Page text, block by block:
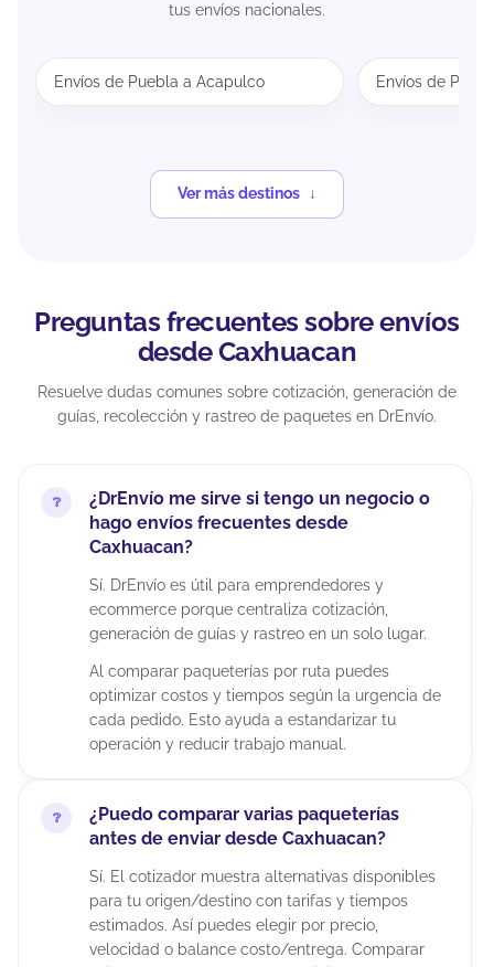
tus envíos nacionales.
Envíos de Puebla a Acapulco Envíos de
Ver más destinos
Preguntas frecuentes sobre envíos
desde Caxhuacan
Resuelve dudas comunes sobre cotización, generación de
guías, recolección y rastreo de paquetes en DrEnvío.
¿DrEnvío me sirve si tengo un negocio o
hago envíos frecuentes desde
Caxhuacan?
Sí. DrEnvío es útil para emprendedores y
ecommerce porque centraliza cotización,
generación de guías y rastreo en un solo lugar.
Al comparar paqueterías por ruta puedes
optimizar costos y tiempos según la urgencia de
cada pedido. Esto ayuda a estandarizar tu
operación y reducir trabajo manual.
¿Puedo comparar varias paqueterías
antes de enviar desde Caxhuacan?
Sí. El cotizador muestra alternativas disponibles
para tu origen/destino con tarifas y tiempos
estimados. Así puedes elegir por precio,
velocidad o balance costo/entrega. Comparar